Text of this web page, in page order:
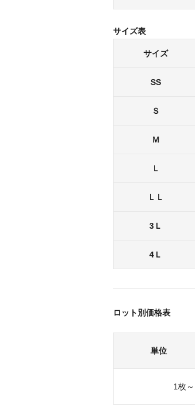
サイズ表
サイズ
SS
Ｓ
Ｍ
Ｌ
ＬＬ
3Ｌ
4Ｌ
ロット別価格表
単位
1枚～